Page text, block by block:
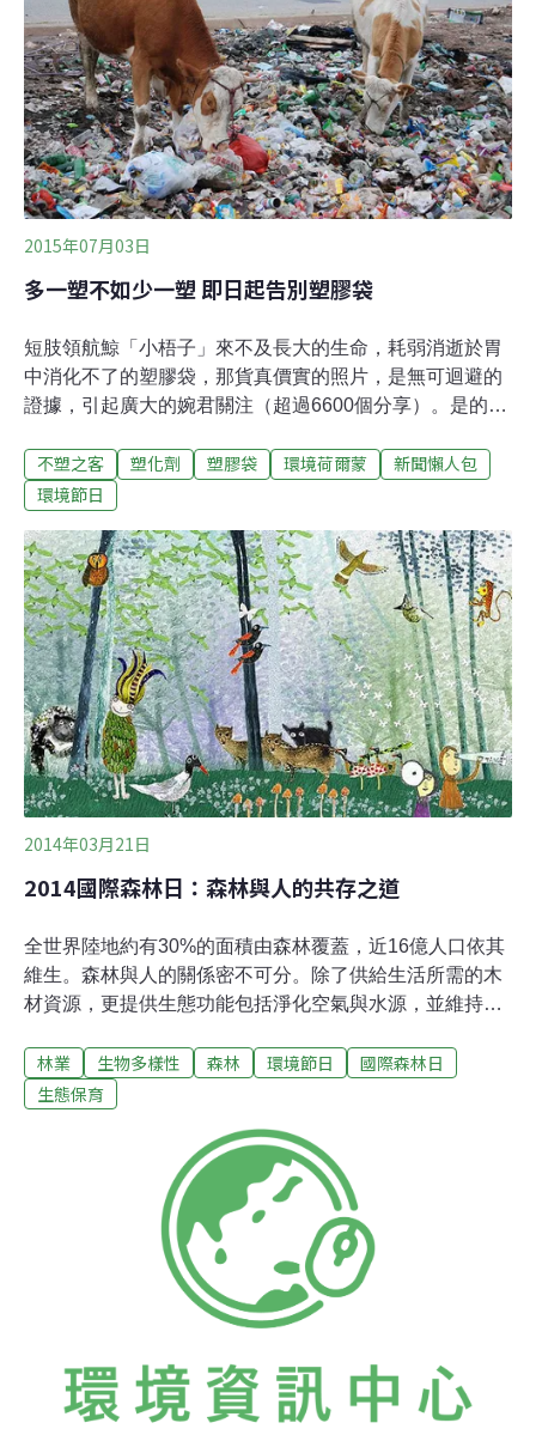
間關機，廚下型開飲機設定白天及睡覺時間斷電；智慧型
倒數定時器可以用在小夜燈或幫手機充電，時間到就自動
斷電。這些都是輕鬆不影響生活的節電方式。」
2015年07月03日
多一塑不如少一塑 即日起告別塑膠袋
短肢領航鯨「小梧子」來不及長大的生命，耗弱消逝於胃
中消化不了的塑膠袋，那貨真價實的照片，是無可迴避的
證據，引起廣大的婉君關注（超過6600個分享）。是的，
器，只要丟棄塑膠袋、塑膠湯匙、菸蒂、瓶蓋、免洗餐
具，就能奪取生命。說起來是多麼便利、多麼無辜的「超
歸離恨天，「嫌疑犯」數量多到即便是最聰明資深的警探
也束手無策。雖然抓不出特定目標能釘上十字架或肉搜咒
罵，但是任誰心裡都知道：這事兒，你、我、他都有份。
不塑之客 塑化劑 塑膠袋 環境荷爾蒙
新聞懶人包
環境節日
2014年03月21日
2014國際森林日：森林與人的共存之道
全世界陸地約有30%的面積由森林覆蓋，近16億人口依其
維生。森林與人的關係密不可分。除了供給生活所需的木
材資源，更提供生態功能包括淨化空氣與水源，並維持氣
域，是億萬生物安身立命的居所。然而聯合國糧農組織
（FAO）2010年全球森林資源評估（Global Forest
520萬公頃森林，其面積相當於1.4個台灣！其背後的原因
錯綜複雜，除了全球林產品需求日益增加，世界各地亦大
規模將林地轉作開發用途，再加上其他不當管理更加速森
林退化。國際森林日誕生！ 為提醒世人森林的重要性，歐
洲農業聯盟（European Confederation of Agriculture）在
1971年提出世界森林日（World Forest Day），並得到聯
合國糧農組織支持以及各國響應。除此之外，2007
林業 生物多樣性 森林 環境節日
國際森林日
生態保育